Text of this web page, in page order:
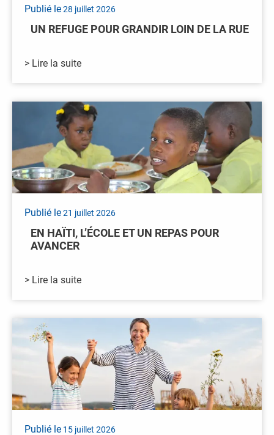
Publié le28 juillet 2026
UN REFUGE POUR GRANDIR LOIN DE LA RUE
> Lire la suite
Publié le21 juillet 2026
EN HAÏTI, L’ÉCOLE ET UN REPAS POUR
AVANCER
> Lire la suite
Publié le 15 juillet 2026